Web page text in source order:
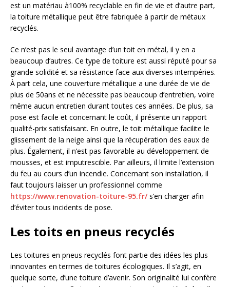
est un matériau à100% recyclable en fin de vie et d’autre part,
la toiture métallique peut être fabriquée à partir de métaux
recyclés.
Ce n’est pas le seul avantage d’un toit en métal, il y en a
beaucoup d’autres. Ce type de toiture est aussi réputé pour sa
grande solidité et sa résistance face aux diverses intempéries.
À part cela, une couverture métallique a une durée de vie de
plus de 50ans et ne nécessite pas beaucoup d’entretien, voire
même aucun entretien durant toutes ces années. De plus, sa
pose est facile et concernant le coût, il présente un rapport
qualité-prix satisfaisant. En outre, le toit métallique facilite le
glissement de la neige ainsi que la récupération des eaux de
plus. Également, il n’est pas favorable au développement de
mousses, et est imputrescible. Par ailleurs, il limite l’extension
du feu au cours d’un incendie. Concernant son installation, il
faut toujours laisser un professionnel comme
https://www.renovation-toiture-95.fr/s’en charger afin
d’éviter tous incidents de pose.
Les toits en pneus recyclés
Les toitures en pneus recyclés font partie des idées les plus
innovantes en termes de toitures écologiques. Il s’agit, en
quelque sorte, d’une toiture d’avenir. Son originalité lui confère